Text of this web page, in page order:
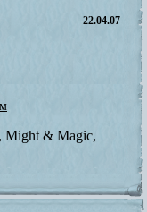
22.04.07
Might & Magic,